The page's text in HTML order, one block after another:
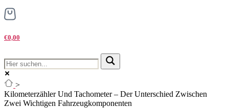
€0,00
>
Kilometerzähler Und Tachometer – Der Unterschied Zwischen
Zwei Wichtigen Fahrzeugkomponenten